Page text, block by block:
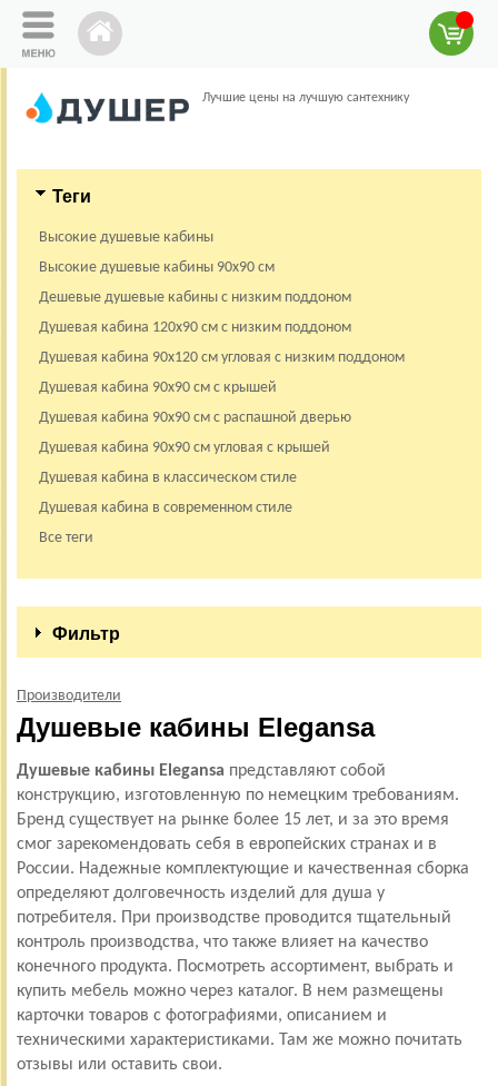
Лучшие цены на лучшую сантехнику
Теги
Высокие душевые кабины
Высокие душевые кабины 90х90 см
Дешевые душевые кабины с низким поддоном
Душевая кабина 120х90 см с низким поддоном
Душевая кабина 90х120 см угловая с низким поддоном
Душевая кабина 90х90 см с крышей
Душевая кабина 90х90 см с распашной дверью
Душевая кабина 90х90 см угловая с крышей
Душевая кабина в классическом стиле
Душевая кабина в современном стиле
Все теги
Фильтр
Производители
Душевые кабины Elegansa
Душевые кабины Elegansa представляют собой
конструкцию, изготовленную по немецким требованиям.
Бренд существует на рынке более 15 лет, и за это время
смог зарекомендовать себя в европейских странах и в
России. Надежные комплектующие и качественная сборка
определяют долговечность изделий для душа у
потребителя. При производстве проводится тщательный
контроль производства, что также влияет на качество
конечного продукта. Посмотреть ассортимент, выбрать и
купить мебель можно через каталог. В нем размещены
карточки товаров с фотографиями, описанием и
техническими характеристиками. Там же можно почитать
отзывы или оставить свои.